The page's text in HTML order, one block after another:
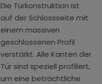
Die Türkonstruktion ist
auf der Schlossseite mit
einem massiven
geschlossenen Profil
verstärkt. Alle Kanten der
Tür sind speziell profiliert,
um eine beträchtliche